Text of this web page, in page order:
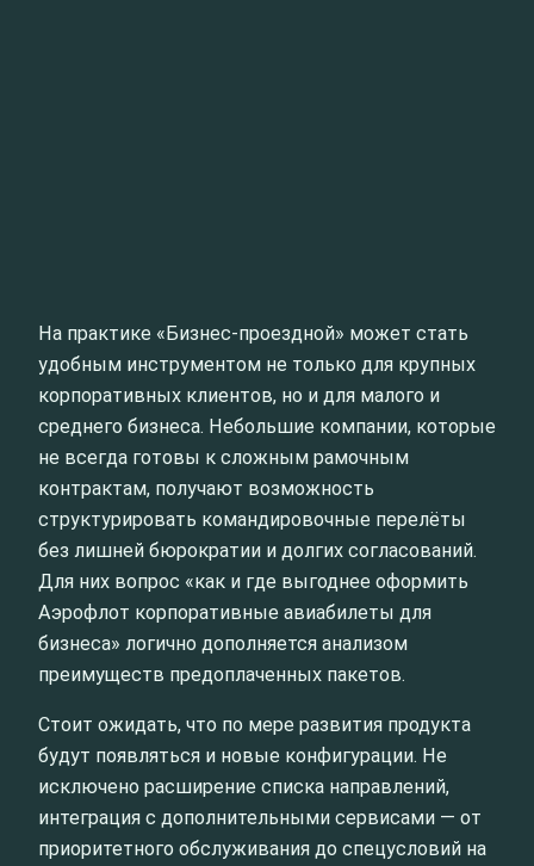
На практике «Бизнес‑проездной» может стать
удобным инструментом не только для крупных
корпоративных клиентов, но и для малого и
среднего бизнеса. Небольшие компании, которые
не всегда готовы к сложным рамочным
контрактам, получают возможность
структурировать командировочные перелёты
без лишней бюрократии и долгих согласований.
Для них вопрос «как и где выгоднее оформить
Аэрофлот корпоративные авиабилеты для
бизнеса» логично дополняется анализом
преимуществ предоплаченных пакетов.
Стоит ожидать, что по мере развития продукта
будут появляться и новые конфигурации. Не
исключено расширение списка направлений,
интеграция с дополнительными сервисами — от
приоритетного обслуживания до спецусловий на